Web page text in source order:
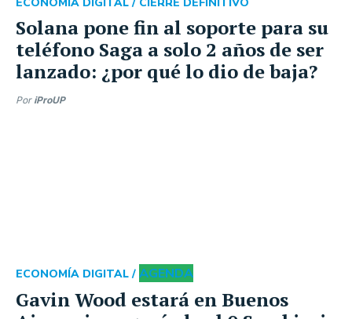
Solana pone fin al soporte para su
teléfono Saga a solo 2 años de ser
lanzado: ¿por qué lo dio de baja?
Por iProUP
Gavin Wood estará en Buenos
ECONOMÍA DIGITAL / AGENDA